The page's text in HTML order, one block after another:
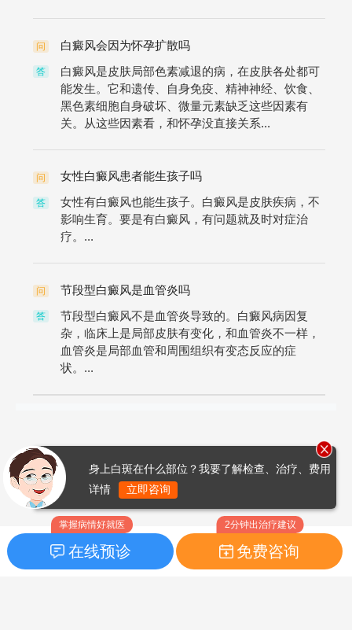
问 白癜风会因为怀孕扩散吗
答
白癜风是皮肤局部色素减退的病，在皮肤各处都可
能发生。它和遗传、自身免疫、精神神经、饮食、
黑色素细胞自身破坏、微量元素缺乏这些因素有
关。从这些因素看，和怀孕没直接关系...
问 女性白癜风患者能生孩子吗
答
女性有白癜风也能生孩子。白癜风是皮肤疾病，不
影响生育。要是有白癜风，有问题就及时对症治
疗。...
问 节段型白癜风是血管炎吗
答
节段型白癜风不是血管炎导致的。白癜风病因复
杂，临床上是局部皮肤有变化，和血管炎不一样，
血管炎是局部血管和周围组织有变态反应的症
状。...
掌握病情好就医
在线预诊
2分钟出治疗建议
免费咨询
身上白斑在什么部位？我要了解检查、治疗、费用
详情
立即咨询